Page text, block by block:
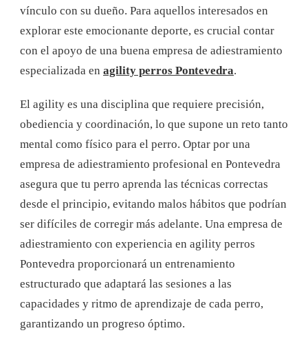
vínculo con su dueño. Para aquellos interesados en
explorar este emocionante deporte, es crucial contar
con el apoyo de una buena empresa de adiestramiento
especializada en agility perros Pontevedra.
El agility es una disciplina que requiere precisión,
obediencia y coordinación, lo que supone un reto tanto
mental como físico para el perro. Optar por una
empresa de adiestramiento profesional en Pontevedra
asegura que tu perro aprenda las técnicas correctas
desde el principio, evitando malos hábitos que podrían
ser difíciles de corregir más adelante. Una empresa de
adiestramiento con experiencia en agility perros
Pontevedra proporcionará un entrenamiento
estructurado que adaptará las sesiones a las
capacidades y ritmo de aprendizaje de cada perro,
garantizando un progreso óptimo.